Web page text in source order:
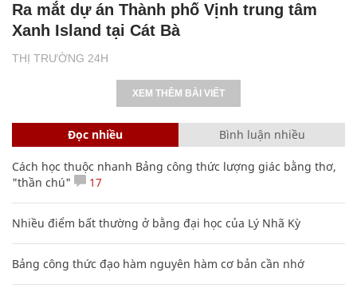
THỊ TRƯỜNG 24H
Ra mắt dự án Thành phố Vịnh trung tâm
Xanh Island tại Cát Bà
XEM THÊM BÀI VIẾT
Đọc nhiều Bình luận nhiều
Cách học thuộc nhanh Bảng công thức lượng giác bằng thơ,
"thần chú"
17
Nhiều điểm bất thường ở bằng đại học của Lý Nhã Kỳ
Bảng công thức đạo hàm nguyên hàm cơ bản cần nhớ